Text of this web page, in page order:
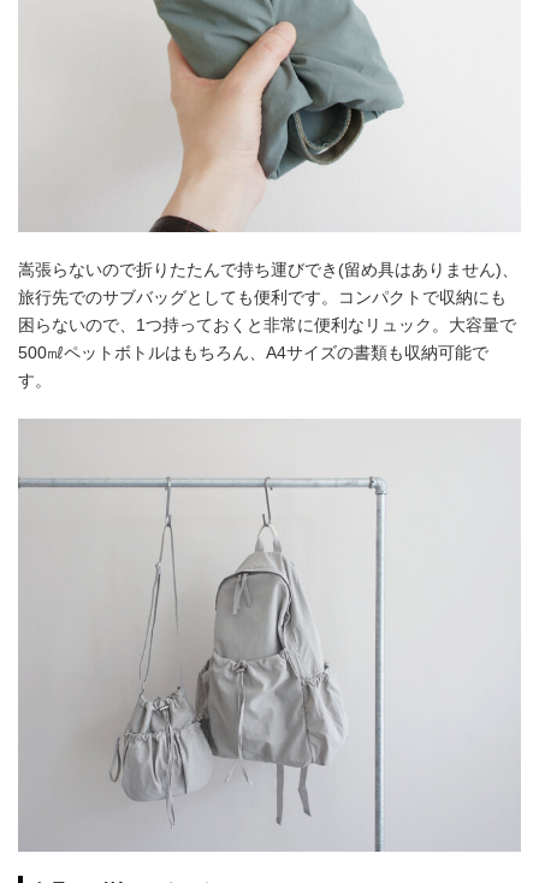
嵩張らないので折りたたんで持ち運びでき(留め具はありません)、
旅行先でのサブバッグとしても便利です。コンパクトで収納にも
困らないので、1つ持っておくと非常に便利なリュック。大容量で
500㎖ペットボトルはもちろん、A4サイズの書類も収納可能で
す。